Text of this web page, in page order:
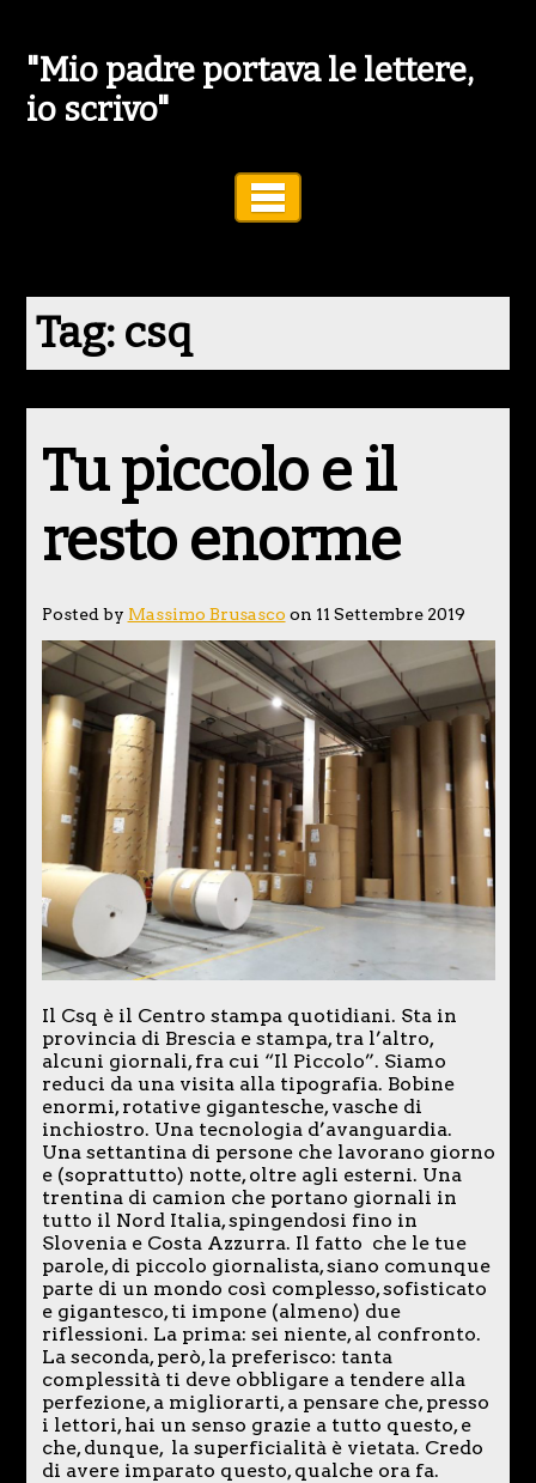
"Mio padre portava le lettere,
io scrivo"
Tag: csq
Tu piccolo e il
resto enorme
Posted by Massimo Brusasco on 11 Settembre 2019
Il Csq è il Centro stampa quotidiani. Sta in
provincia di Brescia e stampa, tra l’altro,
alcuni giornali, fra cui “Il Piccolo”. Siamo
reduci da una visita alla tipografia. Bobine
enormi, rotative gigantesche, vasche di
inchiostro. Una tecnologia d’avanguardia.
Una settantina di persone che lavorano giorno
e (soprattutto) notte, oltre agli esterni. Una
trentina di camion che portano giornali in
tutto il Nord Italia, spingendosi fino in
Slovenia e Costa Azzurra. Il fatto che le tue
parole, di piccolo giornalista, siano comunque
parte di un mondo così complesso, sofisticato
e gigantesco, ti impone (almeno) due
riflessioni. La prima: sei niente, al confronto.
La seconda, però, la preferisco: tanta
complessità ti deve obbligare a tendere alla
perfezione, a migliorarti, a pensare che, presso
i lettori, hai un senso grazie a tutto questo, e
che, dunque, la superficialità è vietata. Credo
di avere imparato questo, qualche ora fa.